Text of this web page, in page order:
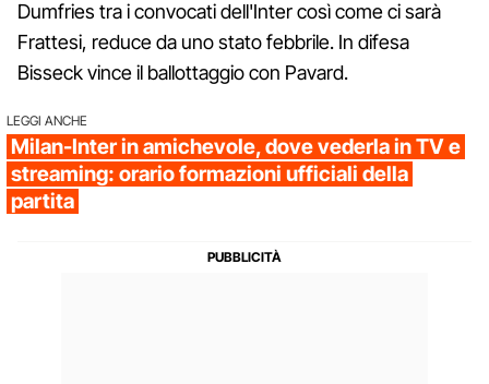
Dumfries tra i convocati dell'Inter così come ci sarà
Frattesi, reduce da uno stato febbrile. In difesa
Bisseck vince il ballottaggio con Pavard.
LEGGI ANCHE
Milan-Inter in amichevole, dove vederla in TV e
streaming: orario formazioni ufficiali della
partita